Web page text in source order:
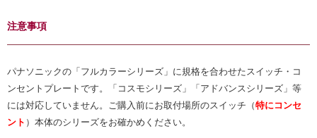
注意事項
パナソニックの「フルカラーシリーズ」に規格を合わせたスイッチ・コ
ンセントプレートです。「コスモシリーズ」「アドバンスシリーズ」等
には対応していません。ご購入前にお取付場所のスイッチ（特にコンセ
ント ）本体のシリーズをお確かめください。